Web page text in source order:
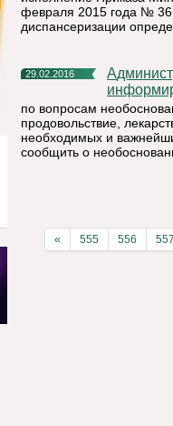
февраля 2015 года № 36
диспансеризации
29.02.2016
Администрация муниципального района «Княжпогостский»
по вопросам
продовольствие,
необходимых и
сообщить о
« 555 556